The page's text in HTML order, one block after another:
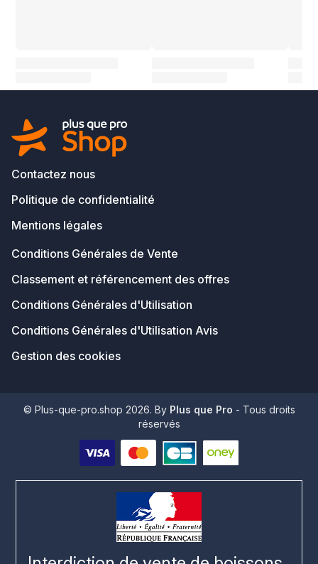
Contactez nous
Politique de confidentialité
Mentions légales
Conditions Générales de Vente
Classement et référencement des offres
Conditions Générales d'Utilisation
Conditions Générales d'Utilisation Avis
Gestion des cookies
© Plus-que-pro.shop 2026. By Plus que Pro - Tous droits
réservés